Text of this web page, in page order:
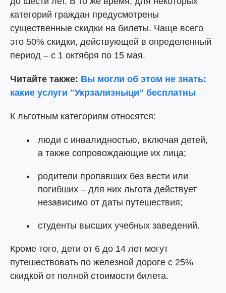
категорий граждан предусмотрены
существенные скидки на билеты. Чаще всего
это 50% скидки, действующей в определенный
период – с 1 октября по 15 мая.
Читайте также: Вы могли об этом не знать:
какие услуги "Укрзализныци" бесплатны
К льготным категориям относятся:
люди с инвалидностью, включая детей,
а также сопровождающие их лица;
родители пропавших без вести или
погибших – для них льгота действует
независимо от даты путешествия;
студенты высших учебных заведений.
Кроме того, дети от 6 до 14 лет могут
путешествовать по железной дороге с 25%
скидкой от полной стоимости билета.